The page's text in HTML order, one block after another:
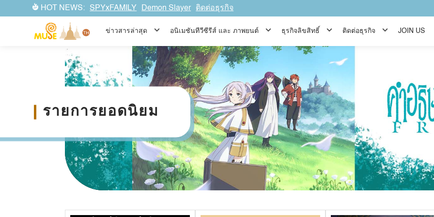
HOT NEWS: SPYxFAMILY Demon Slayer ติดต่อธุรกิจ
ข่าวสารล่าสุด อนิเมชันทีวีซีรีส์ และ ภาพยนต์ ธุรกิจลิขสิทธิ์ ติดต่อธุรกิจ JOIN US
รายการยอดนิยม